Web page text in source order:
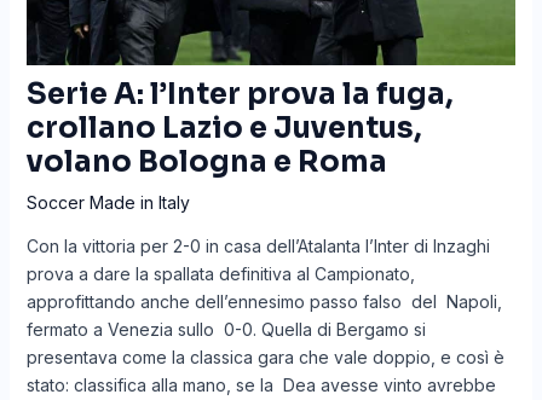
Serie A: l’Inter prova la fuga,
crollano Lazio e Juventus,
volano Bologna e Roma
Soccer Made in Italy
Con la vittoria per 2-0 in casa dell’Atalanta l’Inter di Inzaghi
prova a dare la spallata definitiva al Campionato,
approfittando anche dell’ennesimo passo falso del Napoli,
fermato a Venezia sullo 0-0. Quella di Bergamo si
presentava come la classica gara che vale doppio, e così è
stato: classifica alla mano, se la Dea avesse vinto avrebbe